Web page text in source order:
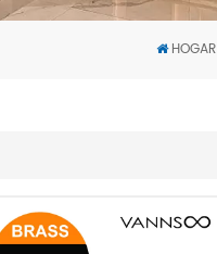
HOGAR